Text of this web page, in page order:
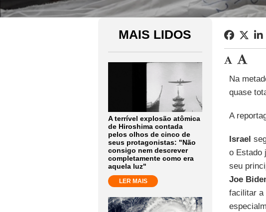
MAIS LIDOS
A terrível explosão atômica
de Hiroshima contada
pelos olhos de cinco de
seus protagonistas: "Não
consigo nem descrever
completamente como era
aquela luz"
LER MAIS
Na
quase
A
Israel
o Estado
seu
Joe
facilitar a